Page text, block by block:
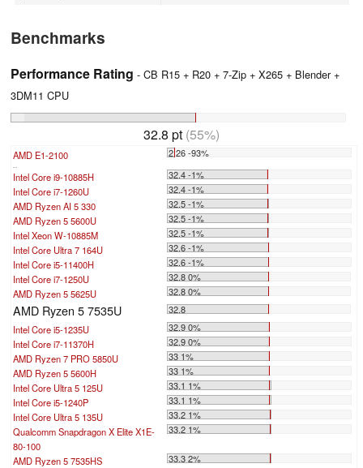
Benchmarks
Performance Rating - CB R15 + R20 + 7-Zip + X265 + Blender +
3DM11 CPU
32.8 pt (55%)
AMD E1-2100 2.26 -93%
Intel Core i9-10885H
32.4 -1%
Intel Core i7-1260U
32.4 -1%
AMD Ryzen AI 5 330
32.5 -1%
AMD Ryzen 5 5600U
32.5 -1%
Intel Xeon W-10885M
32.5 -1%
Intel Core Ultra 7 164U
32.6 -1%
Intel Core i5-11400H
32.6 -1%
Intel Core i7-1250U
32.8 0%
AMD Ryzen 5 5625U
32.8 0%
AMD Ryzen 5 7535U
32.8
Intel Core i5-1235U
32.9 0%
Intel Core i7-11370H
32.9 0%
AMD Ryzen 7 PRO 5850U
33 1%
AMD Ryzen 5 5600H
33 1%
Intel Core Ultra 5 125U
33.1 1%
Intel Core i5-1240P
33.1 1%
Intel Core Ultra 5 135U
33.2 1%
Qualcomm Snapdragon X Elite X1E-
80-100
33.2 1%
AMD Ryzen 5 7535HS 33.3 2%